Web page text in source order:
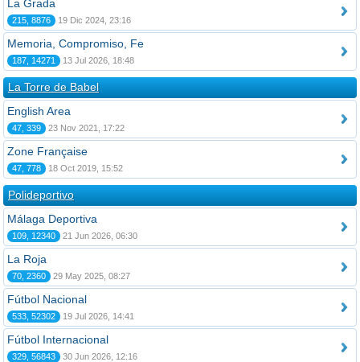
La Grada
215, 8876 19 Dic 2024, 23:16
Memoria, Compromiso, Fe
187, 14271 13 Jul 2026, 18:48
La Torre de Babel
English Area
47, 339 23 Nov 2021, 17:22
Zone Française
47, 778 18 Oct 2019, 15:52
Polideportivo
Málaga Deportiva
109, 12340 21 Jun 2026, 06:30
La Roja
70, 2360 29 May 2025, 08:27
Fútbol Nacional
533, 52302 19 Jul 2026, 14:41
Fútbol Internacional
329, 56843 30 Jun 2026, 12:16